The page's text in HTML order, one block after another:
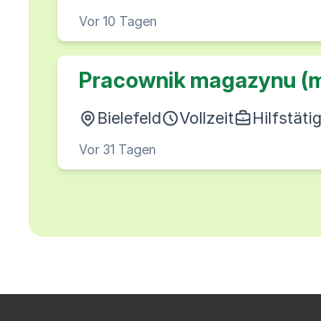
Vor 10 Tagen
Pracownik magazynu
Bielefeld Vollzeit
Vor 31 Tagen